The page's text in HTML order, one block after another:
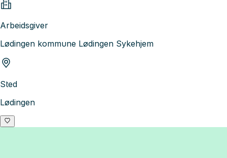
Arbeidsgiver
Lødingen kommune Lødingen Sykehjem
Sted
Lødingen